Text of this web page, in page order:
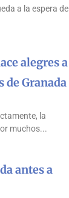
a la espera de
alegres a
de Granada
la
muchos
antes a